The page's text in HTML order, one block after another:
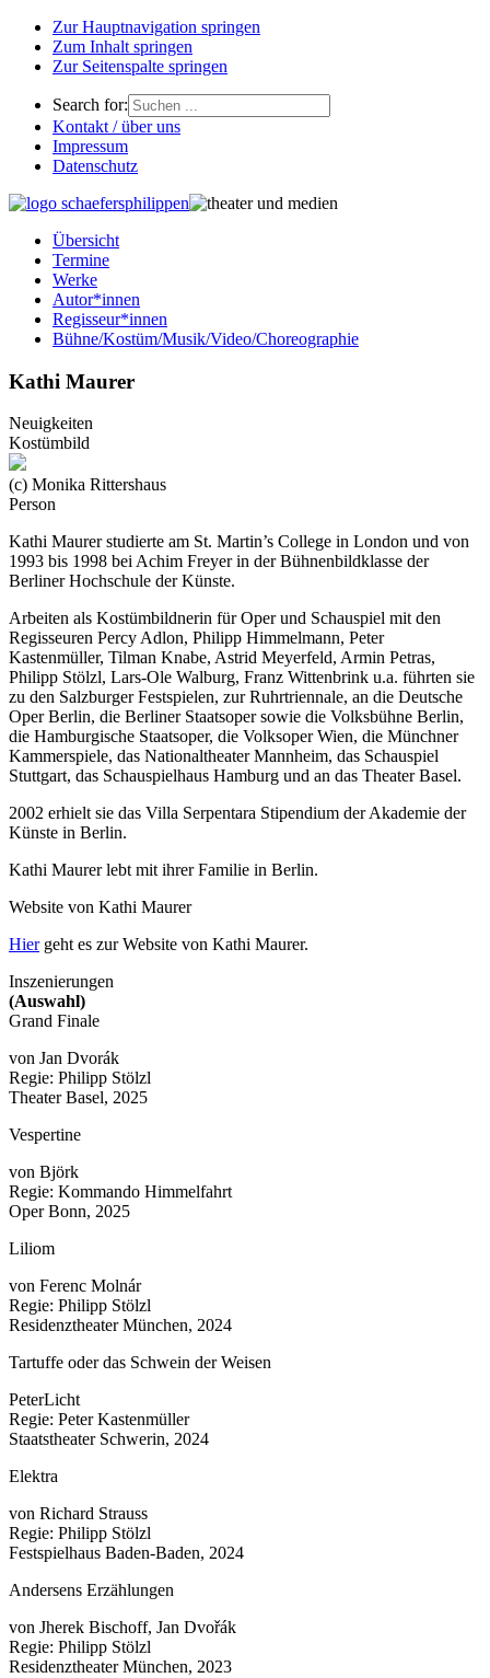
Zur Hauptnavigation springen
Zum Inhalt springen
Zur Seitenspalte springen
Search for:
Kontakt / über uns
Impressum
Datenschutz
Übersicht
Termine
Werke
Autor*innen
Regisseur*innen
Bühne/Kostüm/Musik/Video/Choreographie
Kathi Maurer
Neuigkeiten
Kostümbild
(c) Monika Rittershaus
Person
Kathi Maurer studierte am St. Martin’s College in London und von
1993 bis 1998 bei Achim Freyer in der Bühnenbildklasse der
Berliner Hochschule der Künste.
Arbeiten als Kostümbildnerin für Oper und Schauspiel mit den
Regisseuren Percy Adlon, Philipp Himmelmann, Peter
Kastenmüller, Tilman Knabe, Astrid Meyerfeld, Armin Petras,
Philipp Stölzl, Lars-Ole Walburg, Franz Wittenbrink u.a. führten sie
zu den Salzburger Festspielen, zur Ruhrtriennale, an die Deutsche
Oper Berlin, die Berliner Staatsoper sowie die Volksbühne Berlin,
die Hamburgische Staatsoper, die Volksoper Wien, die Münchner
Kammerspiele, das Nationaltheater Mannheim, das Schauspiel
Stuttgart, das Schauspielhaus Hamburg und an das Theater Basel.
2002 erhielt sie das Villa Serpentara Stipendium der Akademie der
Künste in Berlin.
Kathi Maurer lebt mit ihrer Familie in Berlin.
Website von Kathi Maurer
Hiergeht es zur Website von Kathi Maurer.
Inszenierungen
(Auswahl)
Grand Finale
von Jan Dvorák
Regie: Philipp Stölzl
Theater Basel, 2025
Vespertine
von Björk
Regie: Kommando Himmelfahrt
Oper Bonn, 2025
Liliom
von Ferenc Molnár
Regie: Philipp Stölzl
Residenztheater München, 2024
Tartuffe oder das Schwein der Weisen
PeterLicht
Regie: Peter Kastenmüller
Staatstheater Schwerin, 2024
Elektra
von Richard Strauss
Regie: Philipp Stölzl
Festspielhaus Baden-Baden, 2024
Andersens Erzählungen
von Jherek Bischoff, Jan Dvořák
Regie: Philipp Stölzl
Residenztheater München, 2023